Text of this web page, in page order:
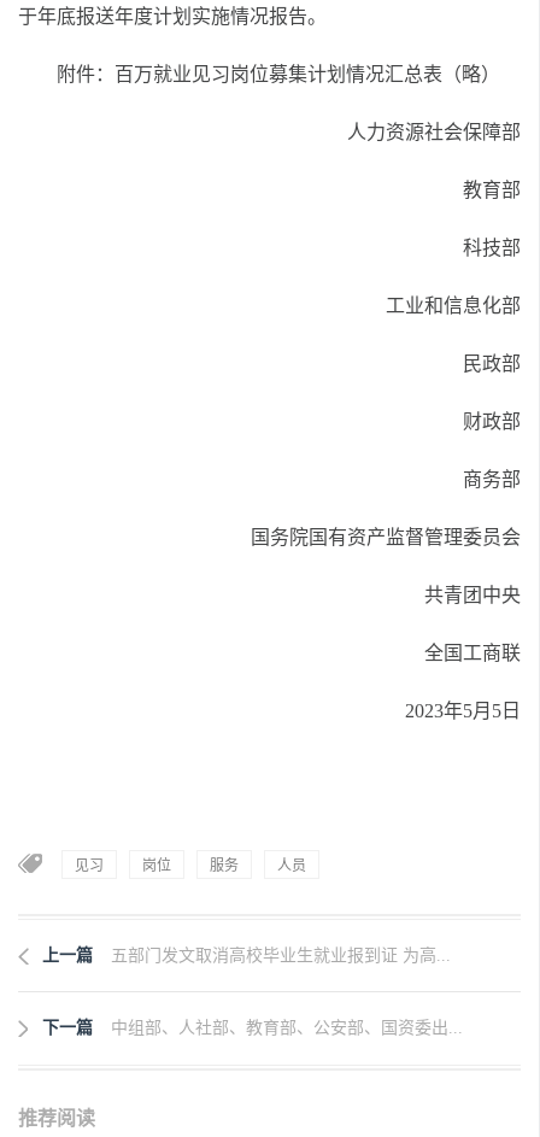
于年底报送年度计划实施情况报告。
附件：百万就业见习岗位募集计划情况汇总表（略）
人力资源社会保障部
教育部
科技部
工业和信息化部
民政部
财政部
商务部
国务院国有资产监督管理委员会
共青团中央
全国工商联
2023年5月5日
见习 岗位 服务 人员
上一篇 五部门发文取消高校毕业生就业报到证 为高...
下一篇 中组部、人社部、教育部、公安部、国资委出...
推荐阅读